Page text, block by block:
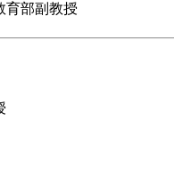
育部副教授